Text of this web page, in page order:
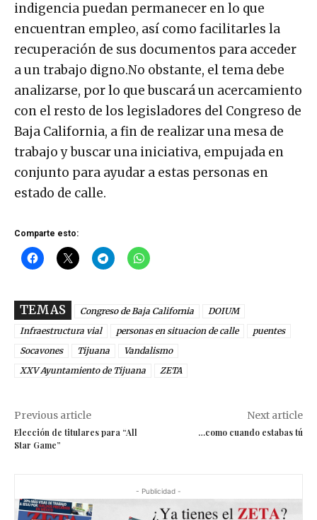
indigencia puedan permanecer en lo que
encuentran empleo, así como facilitarles la
recuperación de sus documentos para acceder
a un trabajo digno.No obstante, el tema debe
analizarse, por lo que buscará un acercamiento
con el resto de los legisladores del Congreso de
Baja California, a fin de realizar una mesa de
trabajo y buscar una iniciativa, empujada en
conjunto para ayudar a estas personas en
estado de calle.
Comparte esto:
TEMAS Congreso de Baja California
DOIUM
Infraestructura vial
personas en situacion de calle
puentes
Socavones
Tijuana
Vandalismo
XXV Ayuntamiento de Tijuana
ZETA
Previous article
Elección de titulares para “All
Star Game”
Next article
…como cuando estabas tú
- Publicidad -